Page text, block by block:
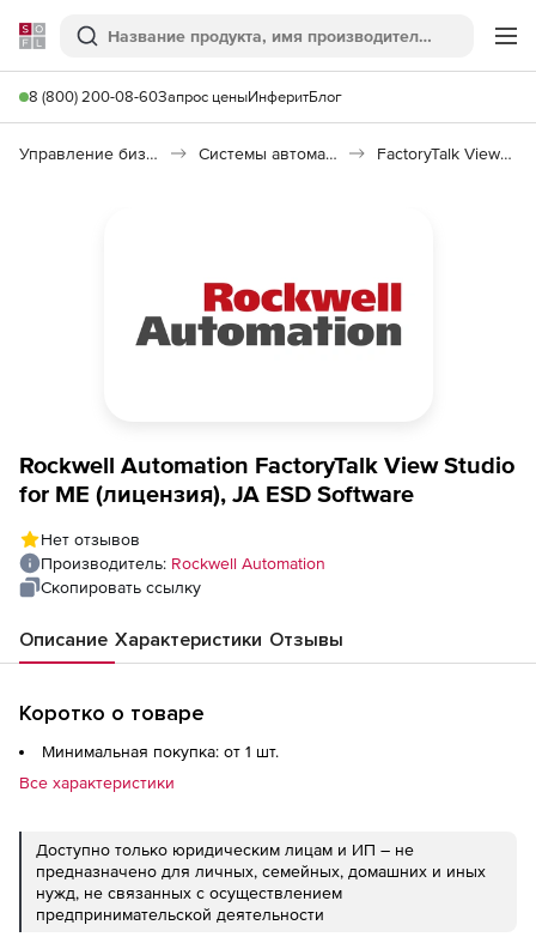
Softline
Поиск
8 (800) 200-08-60Запрос ценыИнферитБлог
Управление бизнесом, CRM/ERP Системы автоматизации FactoryTalk View Machine Edition
Rockwell Automation FactoryTalk View Studio
for ME (лицензия), JA ESD Software
Нет отзывов
Производитель: Rockwell Automation
Скопировать ссылку
Описание Характеристики Отзывы
Коротко о товаре
Минимальная покупка: от 1 шт.
Все характеристики
Доступно только юридическим лицам и ИП – не
предназначено для личных, семейных, домашних и иных
нужд, не связанных с осуществлением
предпринимательской деятельности